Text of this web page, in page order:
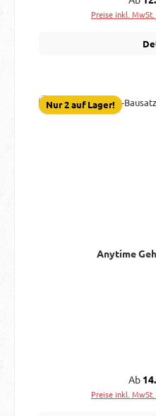
Preise inkl.
Nur 2 auf Lager!
Anytime
Ab
Preise inkl.